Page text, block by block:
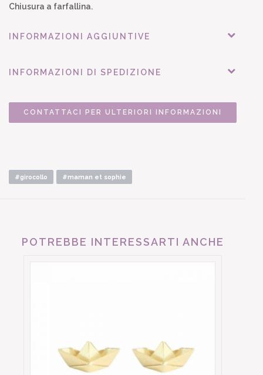
Chiusura a farfallina.
INFORMAZIONI AGGIUNTIVE
INFORMAZIONI DI SPEDIZIONE
CONTATTACI PER ULTERIORI INFORMAZIONI
#girocollo #maman et sophie
POTREBBE INTERESSARTI ANCHE